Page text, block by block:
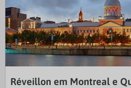
Réveillon em Montreal e